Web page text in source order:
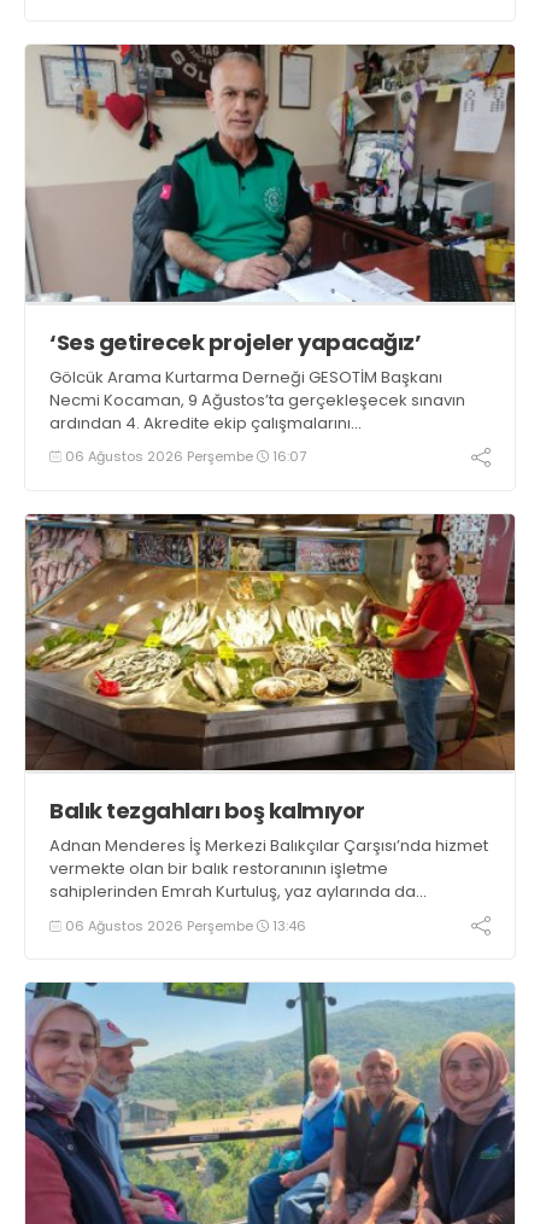
‘Ses getirecek projeler yapacağız’
Gölcük Arama Kurtarma Derneği GESOTİM Başkanı
Necmi Kocaman, 9 Ağustos’ta gerçekleşecek sınavın
ardından 4. Akredite ekip çalışmalarını
tamamlayacaklarını ifade ederek açıklamalarda
bulundu. Kocaman, “Gölcük’te ve Kocaeli genelinde ses
06 Ağustos 2026 Perşembe 16:07
Balık tezgahları boş kalmıyor
Adnan Menderes İş Merkezi Balıkçılar Çarşısı’nda hizmet
vermekte olan bir balık restoranının işletme
sahiplerinden Emrah Kurtuluş, yaz aylarında da
tezgahlarda taze balık bulunduğunu ifade ederek “Yıl
boyunca tezgahlarda taze balık bulmak mümkün
06 Ağustos 2026 Perşembe 13:46